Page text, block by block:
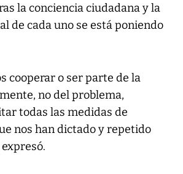
la conciencia ciudadana y la
de cada uno se está poniendo
cooperar o ser parte de la
no del problema,
todas las medidas de
nos han dictado y repetido